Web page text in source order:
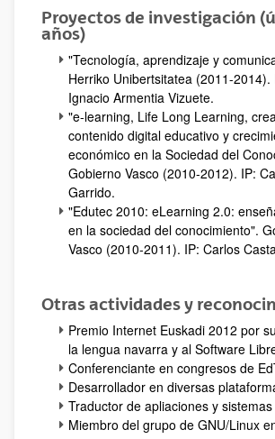
Proyectos de investigación
años)
"Tecnología, aprendizaje y
Herriko Unibertsitatea (2011-2014).
Ignacio Armentia Vizuete.
"e-learning, Life Long Learning,
contenido digital educativo y
económico en la Sociedad del
Gobierno Vasco (2010-2012). IP:
Garrido.
"Edutec 2010: eLearning 2.0:
en la sociedad del conocimiento".
Vasco (2010-2011). IP: Carlos
Otras actividades y
Premio Internet Euskadi 2012 por
la lengua navarra y al Software
Conferenciante en congresos de
Desarrollador en diversas
Traductor de apliaciones y
Miembro del grupo de GNU/Linux